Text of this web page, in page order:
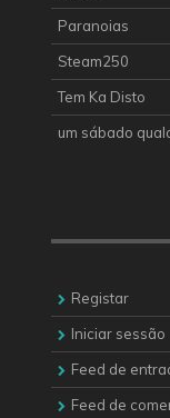
Paranoias
Steam250
Tem Ka Disto
um sábado
Registar
Iniciar sessão
Feed de
Feed de